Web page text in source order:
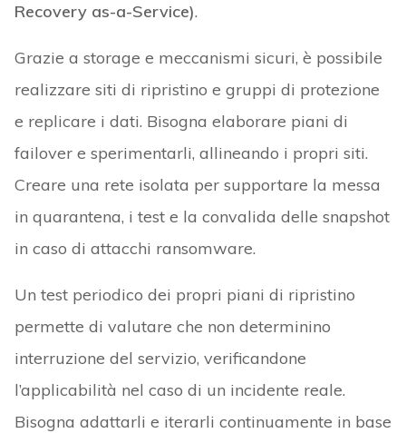
Recovery as-a-Service).
Grazie a storage e meccanismi sicuri, è possibile
realizzare siti di ripristino e gruppi di protezione
e replicare i dati. Bisogna elaborare piani di
failover e sperimentarli, allineando i propri siti.
Creare una rete isolata per supportare la messa
in quarantena, i test e la convalida delle snapshot
in caso di attacchi ransomware.
Un test periodico dei propri piani di ripristino
permette di valutare che non determinino
interruzione del servizio, verificandone
l’applicabilità nel caso di un incidente reale.
Bisogna adattarli e iterarli continuamente in base